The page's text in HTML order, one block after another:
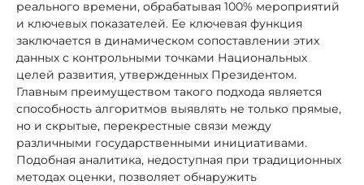
реального времени, обрабатывая 100% мероприятий
и ключевых показателей. Ее ключевая функция
заключается в динамическом сопоставлении этих
данных с контрольными точками Национальных
целей развития, утвержденных Президентом.
Главным преимуществом такого подхода является
способность алгоритмов выявлять не только прямые,
но и скрытые, перекрестные связи между
различными государственными инициативами.
Подобная аналитика, недоступная при традиционных
методах оценки, позволяет обнаружить